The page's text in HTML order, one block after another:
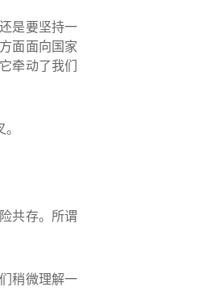
是要坚持一
面面向国家
牵动了我们
共存。所谓
稍微理解一